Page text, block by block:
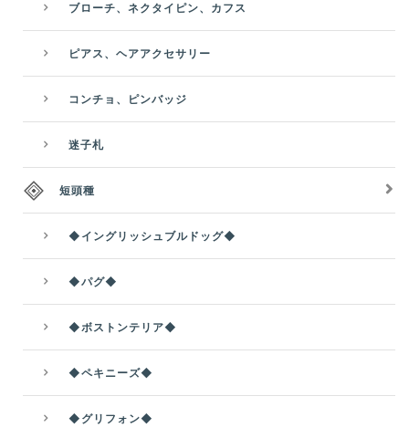
ブローチ、ネクタイピン、カフス
ピアス、ヘアアクセサリー
コンチョ、ピンバッジ
迷子札
短頭種
◆イングリッシュブルドッグ◆
◆パグ◆
◆ボストンテリア◆
◆ペキニーズ◆
◆グリフォン◆